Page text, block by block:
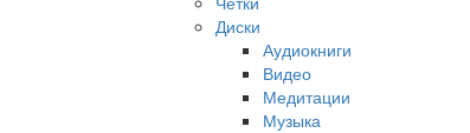
Диски
Аудиокниги
Видео
Медитации
Музыка